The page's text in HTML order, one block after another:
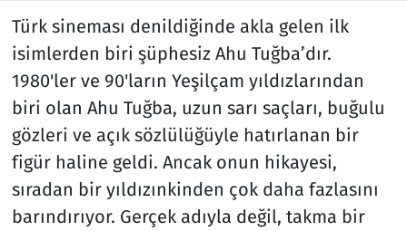
Türk sineması denildiğinde akla gelen ilk
isimlerden biri şüphesiz Ahu Tuğba’dır.
1980'ler ve 90'ların Yeşilçam yıldızlarından
biri olan Ahu Tuğba, uzun sarı saçları, buğulu
gözleri ve açık sözlülüğüyle hatırlanan bir
figür haline geldi. Ancak onun hikayesi,
sıradan bir yıldızınkinden çok daha fazlasını
barındırıyor. Gerçek adıyla değil, takma bir
Teknoloji ve Bilim
Televizyon